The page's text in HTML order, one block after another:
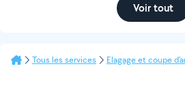
Voir tout
Tous les services Elagage et coupe